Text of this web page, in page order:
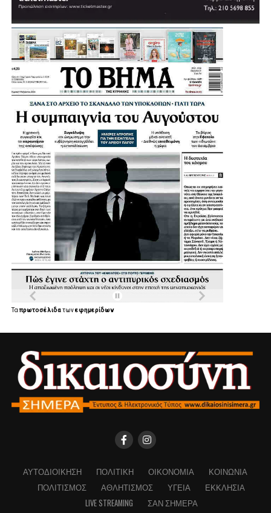
Ταπρωτοσέλιδατωνεφημερίδων
ΑΥΤΟΔΙΟΊΚΗΣΗ ΠΟΛΙΤΙΚΉ ΟΙΚΟΝΟΜΊΑ
ΚΟΙΝΩΝΊΑ
ΠΟΛΙΤΙΣΜΌΣ
ΑΘΛΗΤΙΣΜΌΣ ΥΓΕΊΑ
ΕΚΚΛΗΣΊΑ
LIVE STREAMING
ΣΑΝ ΣΉΜΕΡΑ